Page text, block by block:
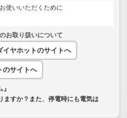
使いいただくために
お取り扱いについて
ますか？また、停電時にも電気は